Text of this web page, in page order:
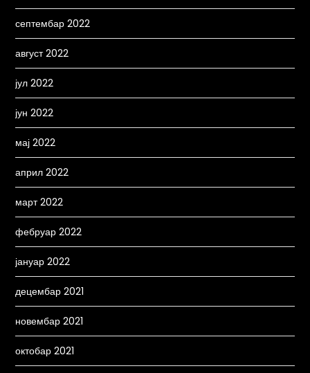
септембар 2022
август 2022
јул 2022
јун 2022
мај 2022
април 2022
март 2022
фебруар 2022
јануар 2022
децембар 2021
новембар 2021
октобар 2021